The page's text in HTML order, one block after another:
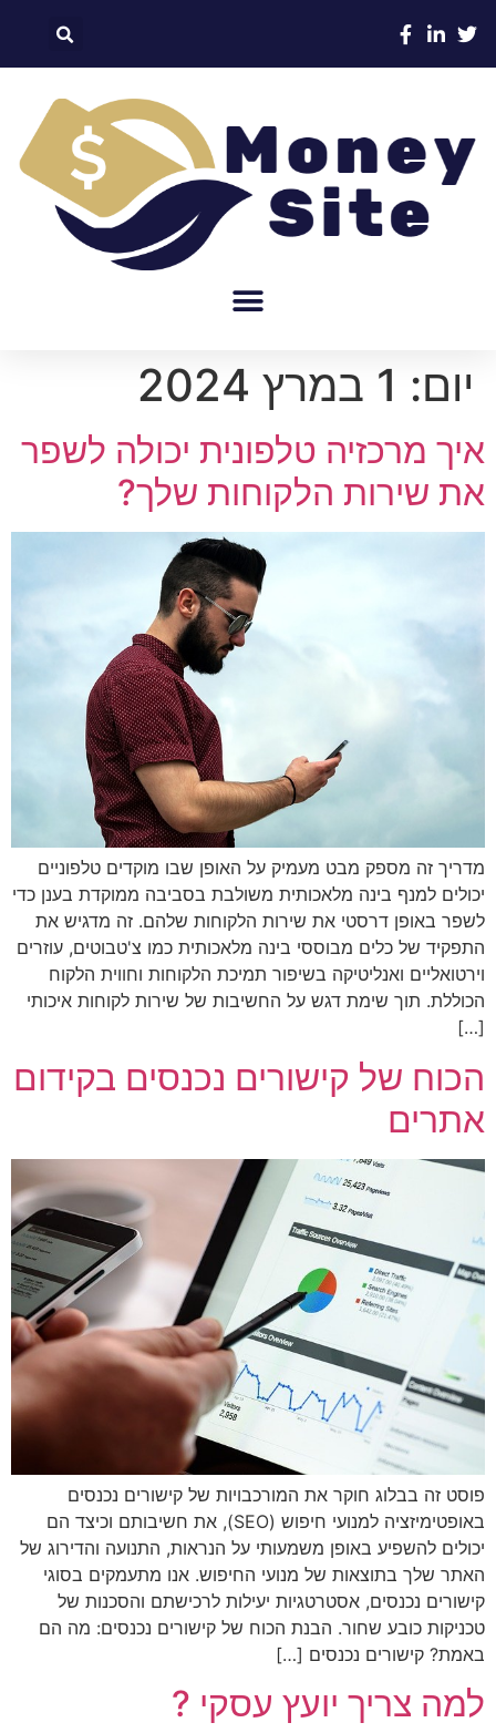
יום: 1 במרץ 2024
איך מרכזיה טלפונית יכולה לשפר
את שירות הלקוחות שלך?
מדריך זה מספק מבט מעמיק על האופן שבו מוקדים טלפוניים
יכולים למנף בינה מלאכותית משולבת בסביבה ממוקדת בענן כדי
לשפר באופן דרסטי את שירות הלקוחות שלהם. זה מדגיש את
התפקיד של כלים מבוססי בינה מלאכותית כמו צ'טבוטים, עוזרים
וירטואליים ואנליטיקה בשיפור תמיכת הלקוחות וחווית הלקוח
הכוללת. תוך שימת דגש על החשיבות של שירות לקוחות איכותי
[…]
הכוח של קישורים נכנסים בקידום
אתרים
פוסט זה בבלוג חוקר את המורכבויות של קישורים נכנסים
באופטימיזציה למנועי חיפוש (SEO), את חשיבותם וכיצד הם
יכולים להשפיע באופן משמעותי על הנראות, התנועה והדירוג של
האתר שלך בתוצאות של מנועי החיפוש. אנו מתעמקים בסוגי
קישורים נכנסים, אסטרטגיות יעילות לרכישתם והסכנות של
טכניקות כובע שחור. הבנת הכוח של קישורים נכנסים: מה הם
באמת? קישורים נכנסים […]
למה צריך יועץ עסקי ?